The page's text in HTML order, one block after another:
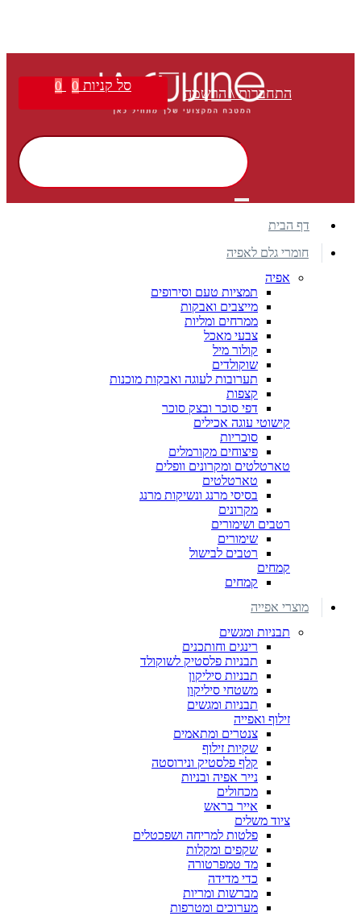
התחברות \ הרשמה סל קניות 0
0
דף הבית
חומרי גלם לאפיה
אפיה
תמציות טעם וסירופים
מייצבים ואבקות
ממרחים ומליות
צבעי מאכל
קולור מיל
שוקולדים
תערובות לעוגה ואבקות מוכנות
קצפות
דפי סוכר ובצק סוכר
קישוטי עוגה אכילים
סוכריות
פיצוחים מקורמלים
טארטלטים ומקרונים וופלים
טארטלטים
בסיסי מרנג ונשיקות מרנג
מקרונים
רטבים ושימורים
שימורים
רטבים לבישול
קמחים
קמחים
מוצרי אפייה
תבניות ומגשים
רינגים וחותכנים
תבניות פלסטיק לשוקולד
תבניות סיליקון
משטחי סיליקון
תבניות ומגשים
זילוף ואפייה
צנטרים ומתאמים
שקיות זילוף
קלף פלסטיק ונירוסטה
נייר אפיה ובניות
מכחולים
אייר בראש
ציוד משלים
פלטות למריחה ושפכטלים
שקפים ומקלות
מד טמפרטורה
כדי מדידה
מברשות ומריות
מערוכים ומטרפות